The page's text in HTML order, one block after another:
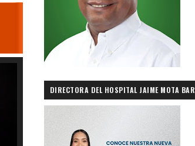
DIRECTORA DEL HOSPITAL JAIME MOTA